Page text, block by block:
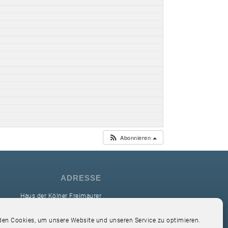
Cookies, um unsere Website und unseren Service zu optimieren.
Abonnieren
ADRESSE
Haus der Kölner Freimaurer
Hardefuststr. 9